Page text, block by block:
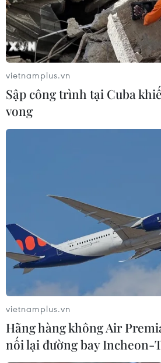
12/05/2023 13:16
Cho ý kiến tại phiên họp, Chủ
Huệ cơ bản thống nhất và ủng hộ
phủ; đánh giá cao công tác chuẩn
Thành phố Hồ Chí Minh.
vietnamplus.vn
Sập công trình tại Cuba
vong
vietnamplus.vn
Hãng hàng không Air
nối lại đường bay Incheon-